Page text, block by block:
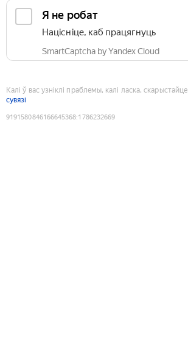
Я не робат
Націсніце, каб працягнуць
SmartCaptcha by Yandex Cloud
Калі ў вас узніклі праблемы, калі ласка, скарыстайце
сувязі
9191580846166645368:1786232669